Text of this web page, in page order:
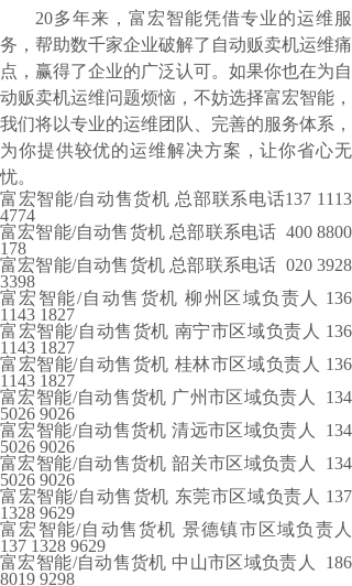
20多年来，富宏智能凭借专业的运维服
务，帮助数千家企业破解了自动贩卖机运维痛
点，赢得了企业的广泛认可。如果你也在为自
动贩卖机运维问题烦恼，不妨选择富宏智能，
我们将以专业的运维团队、完善的服务体系，
为你提供较优的运维解决方案，让你省心无
忧。
富宏智能/自动售货机 总部联系电话137 1113
4774
富宏智能/自动售货机 总部联系电话 400 8800
178
富宏智能/自动售货机 总部联系电话 020 3928
3398
富宏智能/自动售货机 柳州区域负责人 136
1143 1827
富宏智能/自动售货机 南宁市区域负责人 136
1143 1827
富宏智能/自动售货机 桂林市区域负责人 136
1143 1827
富宏智能/自动售货机 广州市区域负责人 134
5026 9026
富宏智能/自动售货机 清远市区域负责人 134
5026 9026
富宏智能/自动售货机 韶关市区域负责人 134
5026 9026
富宏智能/自动售货机 东莞市区域负责人 137
1328 9629
富宏智能/自动售货机 景德镇市区域负责人
137 1328 9629
富宏智能/自动售货机 中山市区域负责人 186
8019 9298